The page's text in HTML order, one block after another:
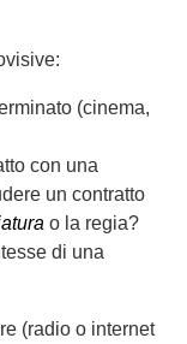
(cinema,
con una
un contratto
o la regia?
di una
(radio o internet